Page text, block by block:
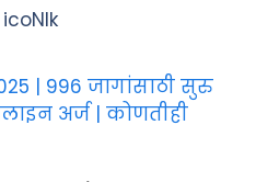
icoNIk
| 996 जागांसाठी सुरु
अर्ज | कोणतीही